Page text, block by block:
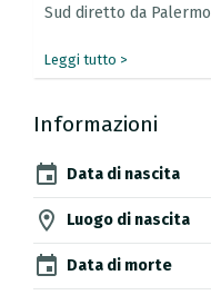
Sud diretto da Palermo
Leggi tutto >
Informazioni
event Data di nascita
location_on Luogo di nascita
event Data di morte